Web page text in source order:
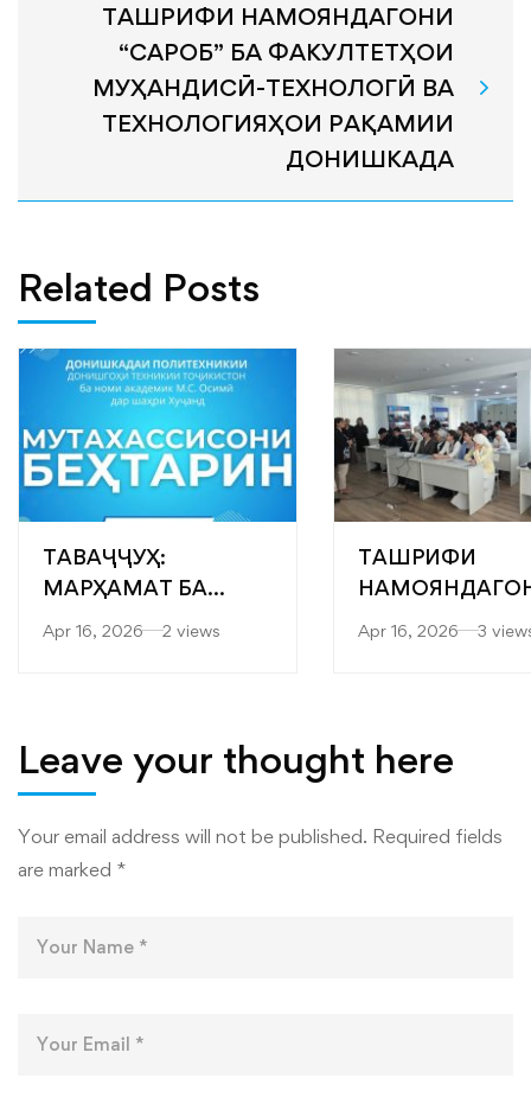
ТАШРИФИ НАМОЯНДАГОНИ
“САРОБ” БА ФАКУЛТЕТҲОИ
МУҲАНДИСӢ-ТЕХНОЛОГӢ ВА
ТЕХНОЛОГИЯҲОИ РАҚАМИИ
ДОНИШКАДА
Related Posts
ТАВАҶҶУҲ:
МАРҲАМАТ БА
“МУТАХАССИСОНИ
Apr 16, 2026 2 views
ТАШРИФИ
ФАКУЛТЕТҲОИ
РАҚАМИИ
Apr 16, 2026 3
Leave your thought here
Your email address will not be published. Required fields
are marked *